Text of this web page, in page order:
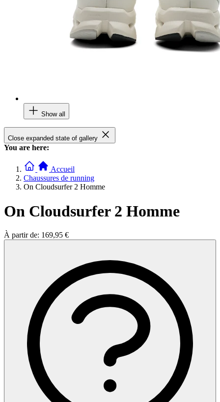
Show all
Close expanded state of gallery
You are here:
Accueil
Chaussures de running
On Cloudsurfer 2 Homme
On Cloudsurfer 2 Homme
À partir de: 169,95 €